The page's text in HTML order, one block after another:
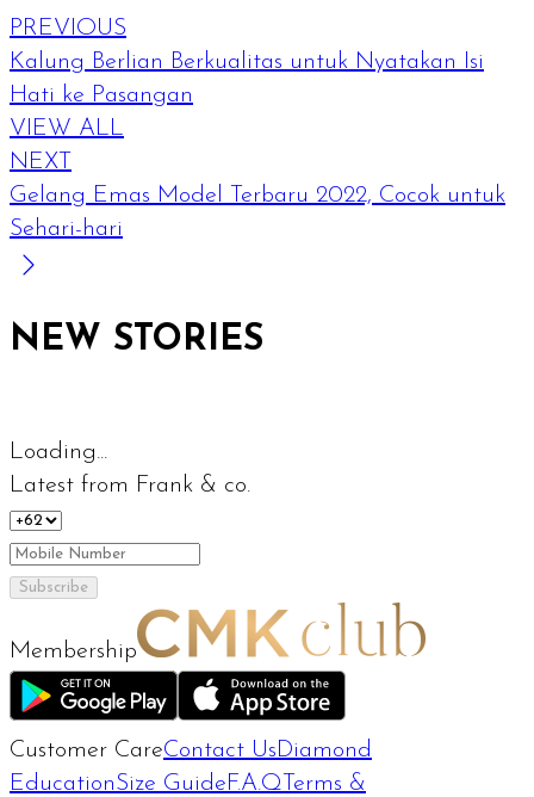
PREVIOUS
Kalung Berlian Berkualitas untuk Nyatakan Isi
Hati ke Pasangan
VIEW ALL
NEXT
Gelang Emas Model Terbaru 2022, Cocok untuk
Sehari-hari
NEW STORIES
Loading...
Latest from Frank & co.
Subscribe
Membership
Customer CareContact Us Diamond
EducationSize Guide F.A.Q Terms &